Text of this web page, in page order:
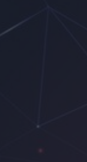
可以帮
物，并分析
群体。通过
影响力，并
立关系，可
，因为它可
大你的品牌
实战技巧：
括关键词研
化服务。其
要深入了解
语言习惯的
杂，你需要
的速度和移
效地进行小
关键在于找
也在不断进
、总结：内
息过载的互
运营的制胜
容，满足不
成功因素：
结合，并根
持续发展。